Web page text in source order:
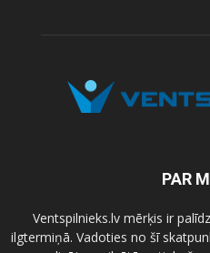
PAR
Ventspilnieks.lv mērķis ir
ilgtermiņā. Vadoties no šī